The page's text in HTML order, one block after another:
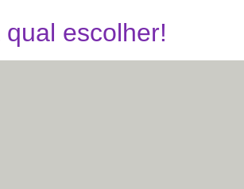
escolher!